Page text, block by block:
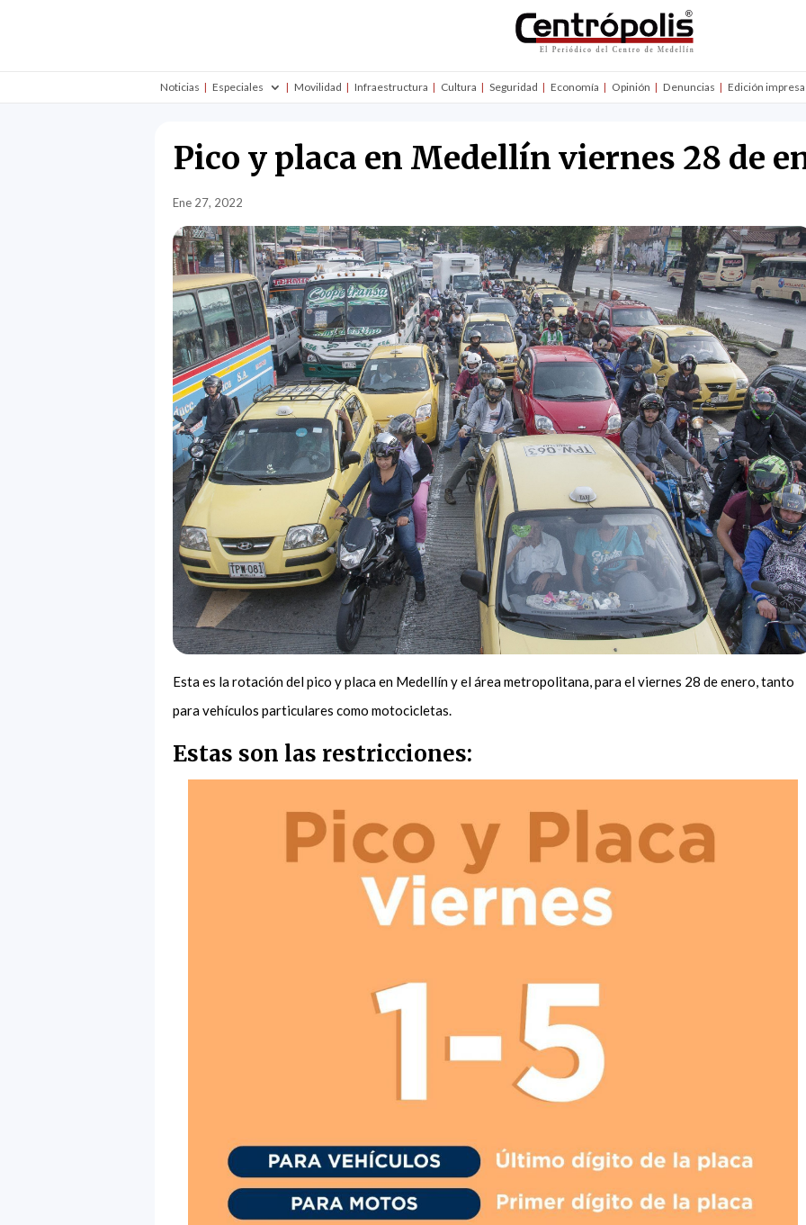
Noticias Especiales Movilidad Infraestructura Cultura Seguridad Economía Opinión Denuncias Edición impresa
Pico y placa en Medellín viernes 28 de
Ene 27, 2022
Esta es la rotación del pico y placa en Medellín y el área metropolitana, para el viernes 28 de enero, tanto
para vehículos particulares como motocicletas.
Estas son las restricciones: